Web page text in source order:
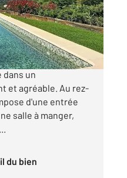
maison sur un terrain
dans un
et agréable. Au rez-
d'une entrée
salle à manger,
du bien